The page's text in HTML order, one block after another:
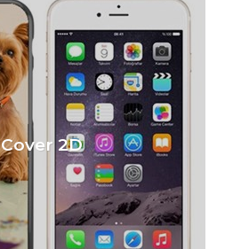
Cover 2D